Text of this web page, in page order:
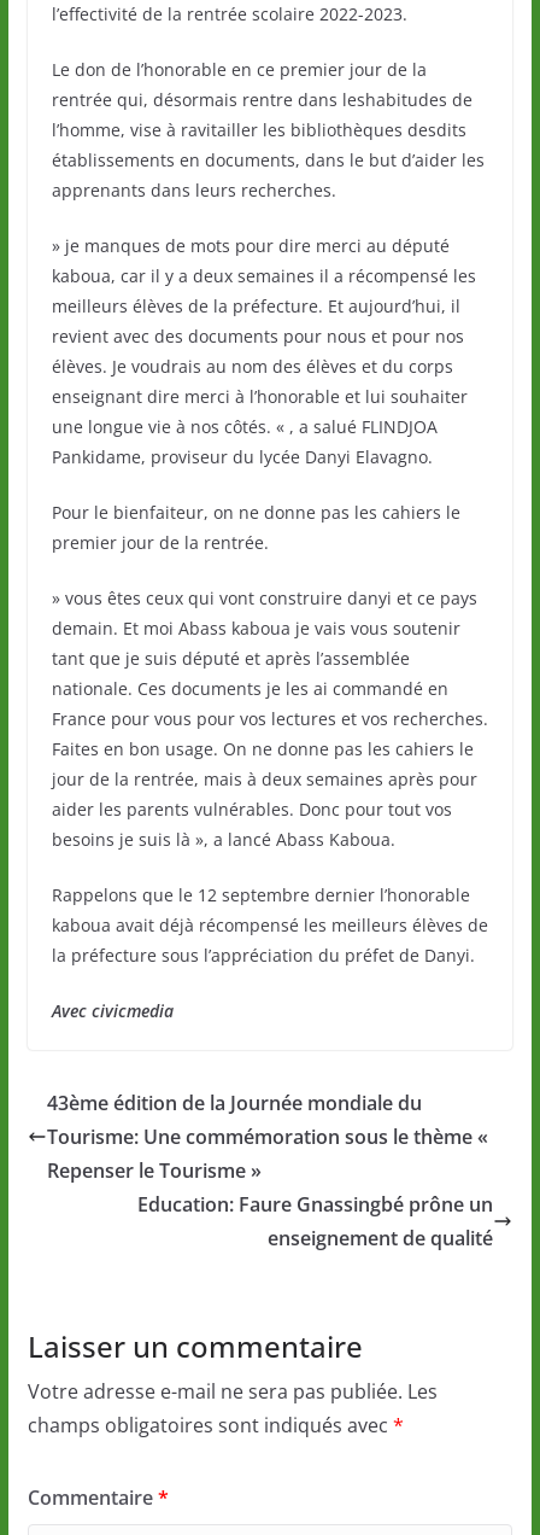
l’effectivité de la rentrée scolaire 2022-2023.
Le don de l’honorable en ce premier jour de la
rentrée qui, désormais rentre dans leshabitudes de
l’homme, vise à ravitailler les bibliothèques desdits
établissements en documents, dans le but d’aider les
apprenants dans leurs recherches.
» je manques de mots pour dire merci au député
kaboua, car il y a deux semaines il a récompensé les
meilleurs élèves de la préfecture. Et aujourd’hui, il
revient avec des documents pour nous et pour nos
élèves. Je voudrais au nom des élèves et du corps
enseignant dire merci à l’honorable et lui souhaiter
une longue vie à nos côtés. « , a salué FLINDJOA
Pankidame, proviseur du lycée Danyi Elavagno.
Pour le bienfaiteur, on ne donne pas les cahiers le
premier jour de la rentrée.
» vous êtes ceux qui vont construire danyi et ce pays
demain. Et moi Abass kaboua je vais vous soutenir
tant que je suis député et après l’assemblée
nationale. Ces documents je les ai commandé en
France pour vous pour vos lectures et vos recherches.
Faites en bon usage. On ne donne pas les cahiers le
jour de la rentrée, mais à deux semaines après pour
aider les parents vulnérables. Donc pour tout vos
besoins je suis là », a lancé Abass Kaboua.
Rappelons que le 12 septembre dernier l’honorable
kaboua avait déjà récompensé les meilleurs élèves de
la préfecture sous l’appréciation du préfet de Danyi.
Avec civicmedia
43ème édition de la Journée mondiale du
Tourisme: Une commémoration sous le thème «
Repenser le Tourisme »
Education: Faure Gnassingbé prône un
enseignement de qualité
Laisser un commentaire
Votre adresse e-mail ne sera pas publiée. Les
champs obligatoires sont indiqués avec *
Commentaire*